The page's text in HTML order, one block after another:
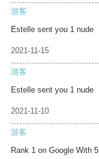
游客
Estelle sent you 1 nude
2021-11-15
游客
Estelle sent you 1 nude
2021-11-10
游客
Rank 1 on Google With 5